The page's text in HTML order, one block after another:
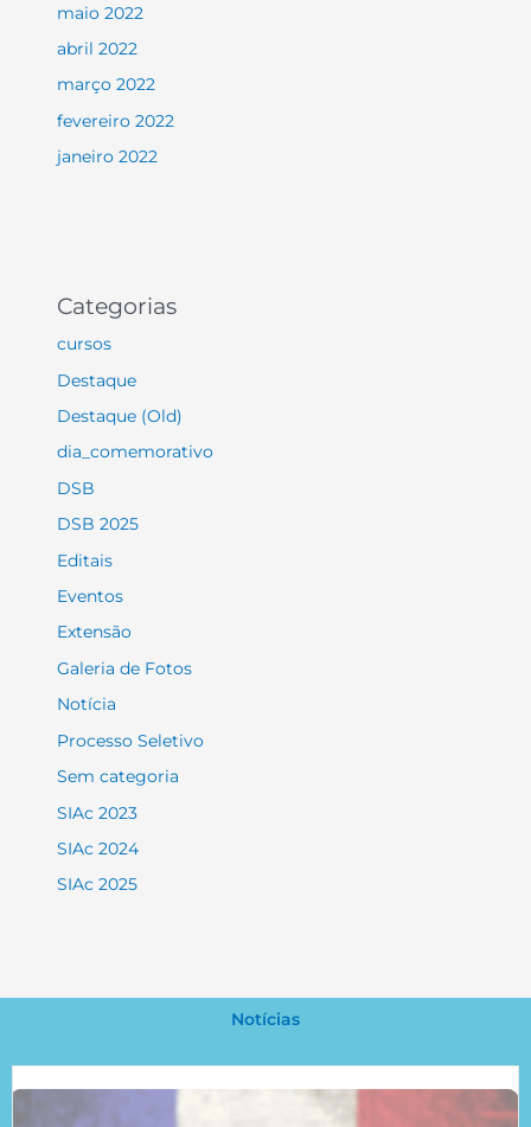
maio 2022
abril 2022
março 2022
fevereiro 2022
janeiro 2022
Categorias
cursos
Destaque
Destaque (Old)
dia_comemorativo
DSB
DSB 2025
Editais
Eventos
Extensão
Galeria de Fotos
Notícia
Processo Seletivo
Sem categoria
SIAc 2023
SIAc 2024
SIAc 2025
Notícias